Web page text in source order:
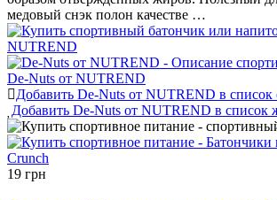
медовый снэк полон качестве …
Добавить De-Nuts от NUTREND в список
Добавить De-Nuts от NUTREND в список
19 грн